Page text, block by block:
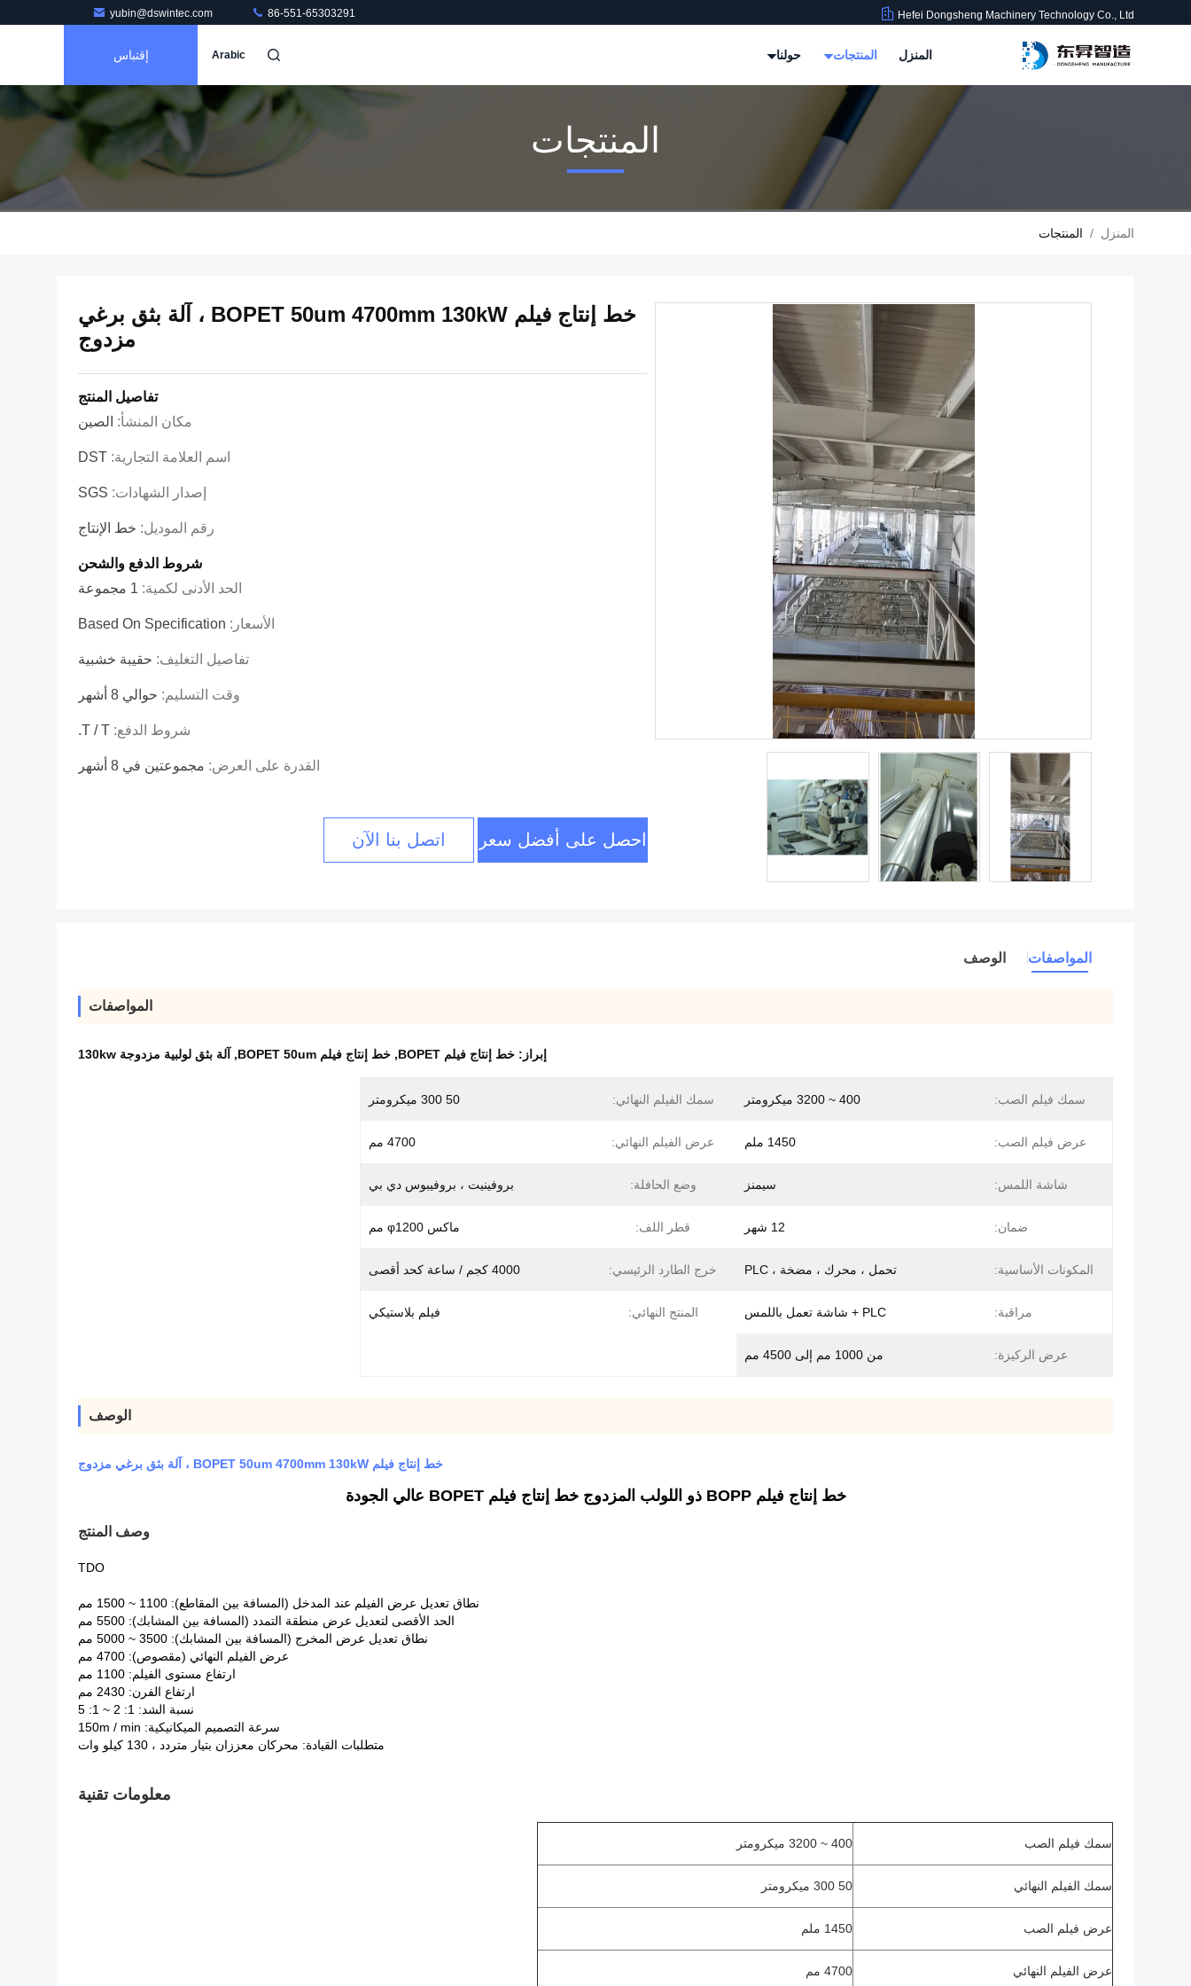
Hefei Dongsheng Machinery Technology Co., Ltd
yubin@dswintec.com 86-551-65303291
المنزل المنتجات حولنا Arabic إقتباس
المنتجات
المنزل / المنتجات
خط إنتاج فيلم BOPET 50um 4700mm 130kW ، آلة بثق برغي
مزدوج
تفاصيل المنتج
مكان المنشأ: الصين
اسم العلامة التجارية: DST
إصدار الشهادات: SGS
رقم الموديل: خط الإنتاج
شروط الدفع والشحن
الحد الأدنى لكمية: 1 مجموعة
الأسعار: Based On Specification
تفاصيل التغليف: حقيبة خشبية
وقت التسليم: حوالي 8 أشهر
شروط الدفع: T / T.
القدرة على العرض: مجموعتين في 8 أشهر
احصل على أفضل سعر اتصل بنا الآن
المواصفات الوصف
المواصفات
إبراز: خط إنتاج فيلم BOPET , خط إنتاج فيلم BOPET 50um , آلة بثق لولبية مزدوجة 130kw
سمك فيلم الصب: 400 ~ 3200 ميكرومتر سمك الفيلم النهائي: 50 300 ميكرومتر
عرض فيلم الصب: 1450 ملم عرض الفيلم النهائي: 4700 مم
شاشة اللمس: سيمنز وضع الحافلة: بروفينيت ، بروفيبوس دي بي
ضمان: 12 شهر قطر اللف: ماكس φ1200 مم
المكونات الأساسية: تحمل ، محرك ، مضخة ، PLC خرج الطارد الرئيسي: 4000 كجم / ساعة كحد أقصى
مراقبة: PLC + شاشة تعمل باللمس المنتج النهائي: فيلم بلاستيكي
عرض الركيزة: من 1000 مم إلى 4500 مم
الوصف
خط إنتاج فيلم BOPET 50um 4700mm 130kW ، آلة بثق برغي مزدوج
خط إنتاج فيلم BOPP ذو اللولب المزدوج خط إنتاج فيلم BOPET عالي الجودة
وصف المنتج
TDO
نطاق تعديل عرض الفيلم عند المدخل (المسافة بين المقاطع): 1100 ~ 1500 مم
الحد الأقصى لتعديل عرض منطقة التمدد (المسافة بين المشابك): 5500 مم
نطاق تعديل عرض المخرج (المسافة بين المشابك): 3500 ~ 5000 مم
عرض الفيلم النهائي (مقصوص): 4700 مم
ارتفاع مستوى الفيلم: 1100 مم
ارتفاع الفرن: 2430 مم
نسبة الشد: 1: 2 ~ 1: 5
سرعة التصميم الميكانيكية: 150m / min
متطلبات القيادة: محركان معززان بتيار متردد ، 130 كيلو وات
معلومات تقنية
سمك فيلم الصب 400 ~ 3200 ميكرومتر
سمك الفيلم النهائي 50 300 ميكرومتر
عرض فيلم الصب 1450 ملم
عرض الفيلم النهائي 4700 مم